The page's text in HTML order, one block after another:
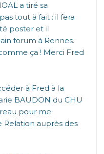
a tiré sa
tout à fait : il fera
poster et il
forum à Rennes.
ça ! Merci Fred
à Fred à la
BAUDON du CHU
pour me
auprès des